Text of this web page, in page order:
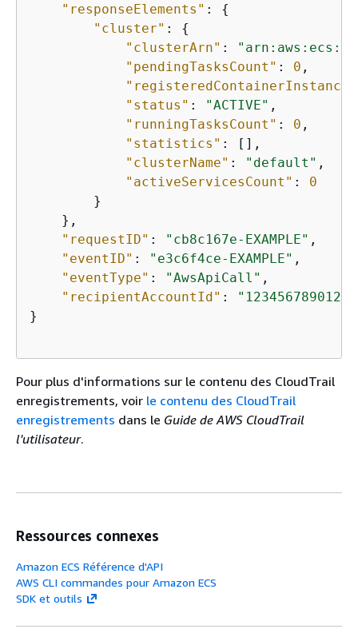
"responseElements" : {
"cluster" : {
"clusterArn" :
"pendingTasksCount" : 0 ,
"status" : "ACTIVE" ,
"runningTasksCount" : 0 ,
"statistics" : [],
"clusterName" : "default" ,
"activeServicesCount" : 0
        }
    },
"requestID" : "cb8c167e-EXAMPLE" ,
"eventID" : "e3c6f4ce-EXAMPLE" ,
"eventType" : "AwsApiCall" ,
"recipientAccountId" :
"123456789012"
}
Pour plus d'informations sur le contenu des CloudTrail
enregistrements, voir le contenu des CloudTrail
enregistrements dans le Guide de AWS CloudTrail
l'utilisateur.
Ressources connexes
Amazon ECS Référence d'API
AWS CLI commandes pour Amazon ECS
SDK et outils